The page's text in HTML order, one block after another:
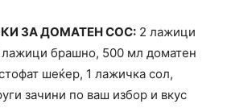
ЗА ДОМАТЕН СОС: 2 лажици
брашно, 500 мл доматен
шеќер, 1 лажичка сол,
зачини по ваш избор и вкус